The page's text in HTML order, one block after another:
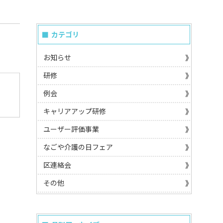
カテゴリ
お知らせ
研修
例会
キャリアアップ研修
ユーザー評価事業
なごや介護の日フェア
区連絡会
その他